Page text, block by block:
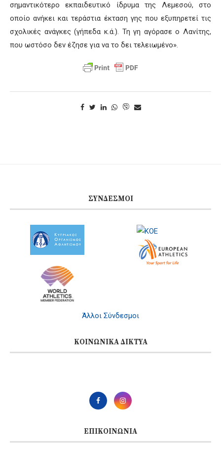
σημαντικότερο εκπαιδευτικό ίδρυμα της Λεμεσού, στο
οποίο ανήκει και τεράστια έκταση γης που εξυπηρετεί τις
σχολικές ανάγκες (γήπεδα κ.ά.). Τη γη αγόρασε ο Λανίτης,
που ωστόσο δεν έζησε για να το δει τελειωμένο».
ΣΎΝΔΕΣΜΟΙ
Άλλοι Σύνδεσμοι
ΚΟΙΝΩΝΙΚΆ ΔΊΚΤΥΑ
ΕΠΙΚΟΙΝΩΝΊΑ